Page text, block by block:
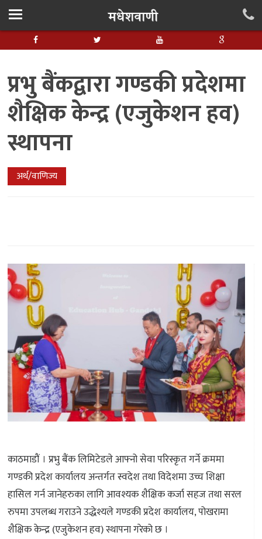
प्रभु बैंकद्वारा गण्डकी प्रदेशमा
शैक्षिक केन्द्र (एजुकेशन हव)
स्थापना
अर्थ/वाणिज्य
काठमाडौं । प्रभु बैंक लिमिटेडले आफ्नो सेवा परिस्कृत गर्ने क्रममा
गण्डकी प्रदेश कार्यालय अन्तर्गत स्वदेश तथा विदेशमा उच्च शिक्षा
हासिल गर्न जानेहरुका लागि आवश्यक शैक्षिक कर्जा सहज तथा सरल
रुपमा उपलब्ध गराउने उद्धेश्यले गण्डकी प्रदेश कार्यालय, पोखरामा
शैक्षिक केन्द्र (एजुकेशन हव) स्थापना गरेको छ ।